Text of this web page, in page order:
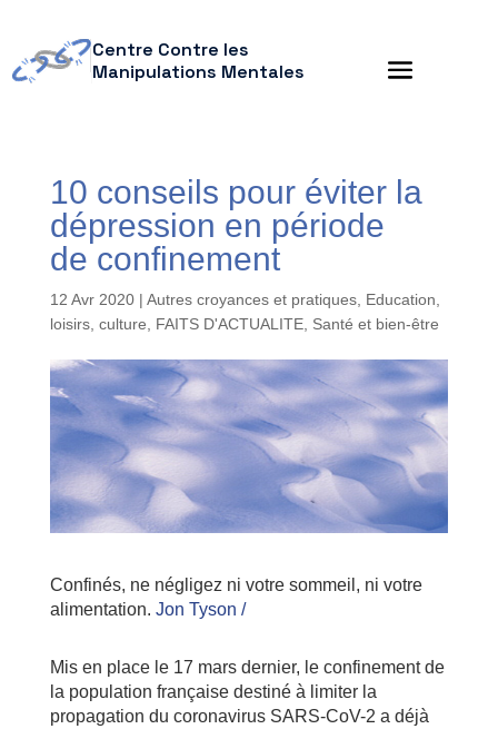
Centre Contre les
Manipulations Mentales
10 conseils pour éviter la
dépression en période
de confinement
12 Avr 2020| Autres croyances et pratiques, Education,
loisirs, culture
FAITS D'ACTUALITE, Santé et bien-être
Confinés, ne négligez ni votre sommeil, ni votre
alimentation. Jon Tyson /
Mis en place le 17 mars dernier, le confinement de
la population française destiné à limiter la
propagation du coronavirus SARS-CoV-2 a déjà